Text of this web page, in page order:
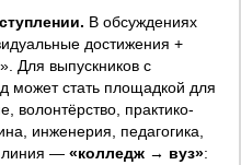
В обсуждениях
достижения +
Для выпускников с
может стать площадкой для
волонтёрство, практико-
инженерия, педагогика,
линия — «колледж → вуз»: